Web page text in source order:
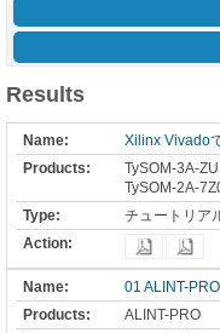
Results
Xilinx Vivado
TySOM-3A-
TySOM-2A-
チュートリア
01 ALINT-
ALINT-PRO